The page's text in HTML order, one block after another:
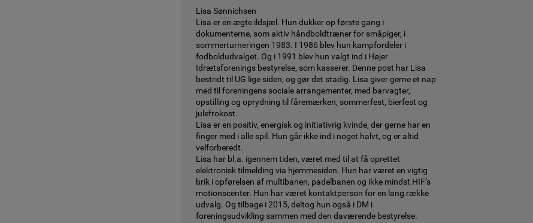
Lisa Sønnichsen
Lisa er en ægte ildsjæl. Hun dukker op første gang i
dokumenterne, som aktiv håndboldtræner for småpiger, i
sommerturneringen 1983. I 1986 blev hun kampfordeler i
fodboldudvalget. Og i 1991 blev hun valgt ind i Højer
Idrætsforenings bestyrelse, som kasserer. Denne post har Lisa
bestridt til UG lige siden, og gør det stadig. Lisa giver gerne et nap
med til foreningens sociale arrangementer, med barvagter,
opstilling og oprydning til fåremærken, sommerfest, bierfest og
julefrokost.
Lisa er en positiv, energisk og initiativrig kvinde, der gerne har en
finger med i alle spil. Hun går ikke ind i noget halvt, og er altid
velforberedt.
Lisa har bl.a. igennem tiden, været med til at få oprettet
elektronisk tilmelding via hjemmesiden. Hun har været en vigtig
brik i opførelsen af multibanen, padelbanen og ikke mindst HIF’s
motionscenter. Hun har været kontaktperson for en lang række
udvalg. Og tilbage i 2015, deltog hun også i DM i
foreningsudvikling sammen med den daværende bestyrelse.